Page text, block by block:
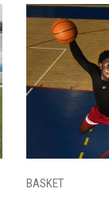
BASKET